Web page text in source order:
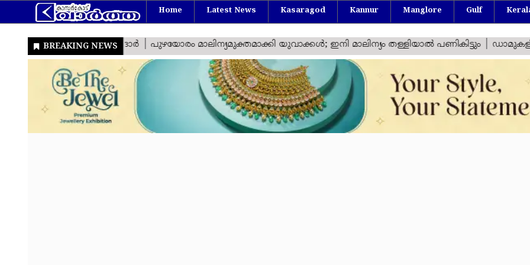
Home Latest News Kasaragod Kannur Manglore Gulf